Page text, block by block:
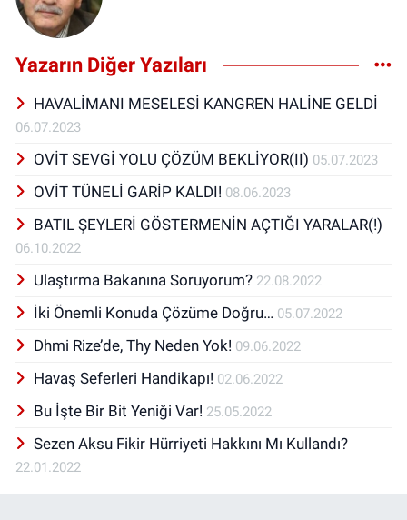
Yazarın Diğer Yazıları
HAVALİMANI MESELESİ KANGREN HALİNE GELDİ
06.07.2023
OVİT SEVGİ YOLU ÇÖZÜM BEKLİYOR(II) 05.07.2023
OVİT TÜNELİ GARİP KALDI! 08.06.2023
BATIL ŞEYLERİ GÖSTERMENİN AÇTIĞI YARALAR(!)
06.10.2022
Ulaştırma Bakanına Soruyorum? 22.08.2022
İki Önemli Konuda Çözüme Doğru… 05.07.2022
Dhmi Rize’de, Thy Neden Yok! 09.06.2022
Havaş Seferleri Handikapı! 02.06.2022
Bu İşte Bir Bit Yeniği Var! 25.05.2022
Sezen Aksu Fikir Hürriyeti Hakkını Mı Kullandı?
22.01.2022